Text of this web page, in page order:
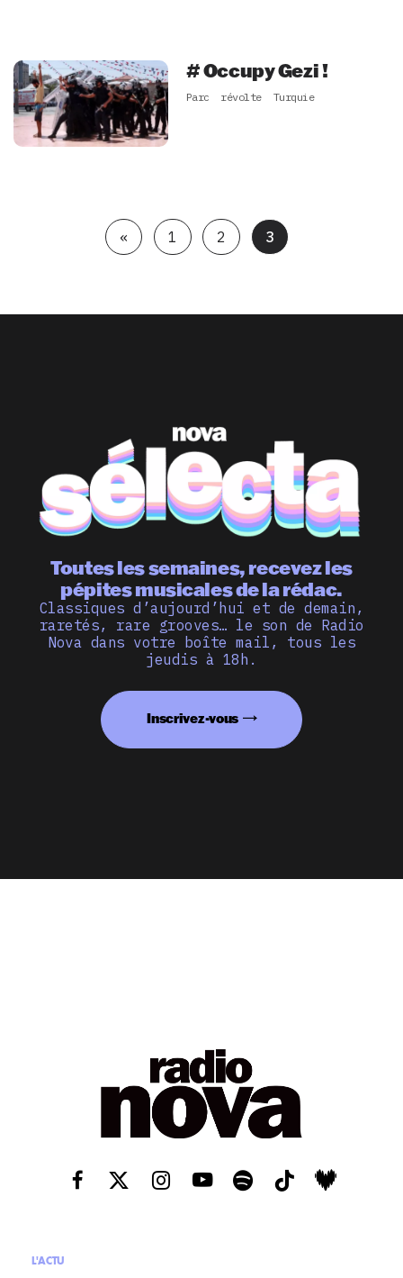
# Occupy Gezi !
Parc révolte Turquie
« 1 2 3
Toutes les semaines, recevez les
pépites musicales de la rédac.
Classiques d’aujourd’hui et de demain,
raretés, rare grooves… le son de Radio
Nova dans votre boîte mail, tous les
jeudis à 18h.
Inscrivez-vous
L'ACTU